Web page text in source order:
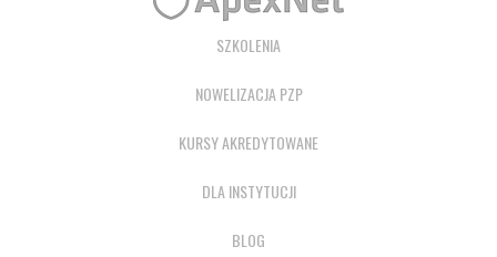
SZKOLENIA
NOWELIZACJA PZP
KURSY AKREDYTOWANE
DLA INSTYTUCJI
BLOG